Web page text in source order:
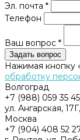
Эл. почта *
Телефон
Ваш вопрос *
Нажимая кнопку
обработку
Волгоград
+7 (988) 059 35 45
ул. Ангарская,
Москва
+7 (904) 408 52